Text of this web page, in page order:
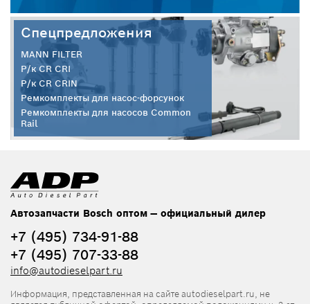
Спецпредложения
MANN FILTER
Р/к CR CRI
Р/к CR CRIN
Ремкомплекты для насос-форсунок
Ремкомплекты для насосов Common
Rail
Автозапчасти Bosch оптом — официальный дилер
+7 (495) 734-91-88
+7 (495) 707-33-88
info@autodieselpart.ru
Информация, представленная на сайте autodieselpart.ru, не